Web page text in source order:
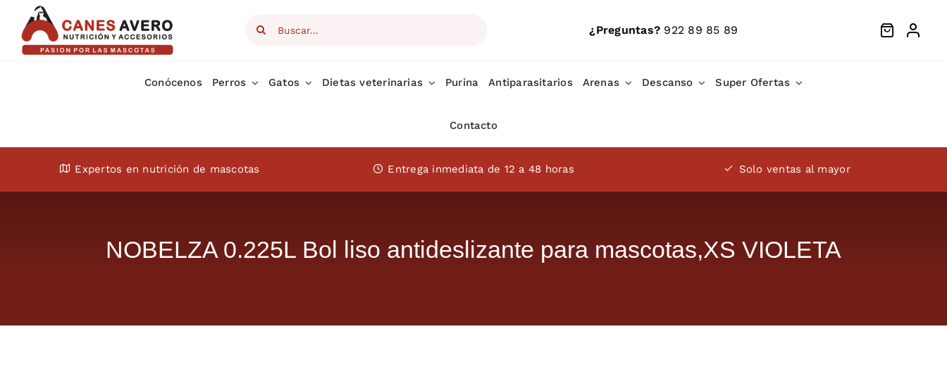
content
Search
¿Preguntas? 922 89 85 89
Conócenos Perros Gatos Dietas veterinarias Purina Antiparasitarios Arenas Descanso Super Ofertas
Contacto
Expertos en nutrición de mascotas Entrega inmediata de 12 a 48 horas Solo ventas al mayor
NOBELZA 0.225L Bol liso antideslizante para mascotas,XS VIOLETA